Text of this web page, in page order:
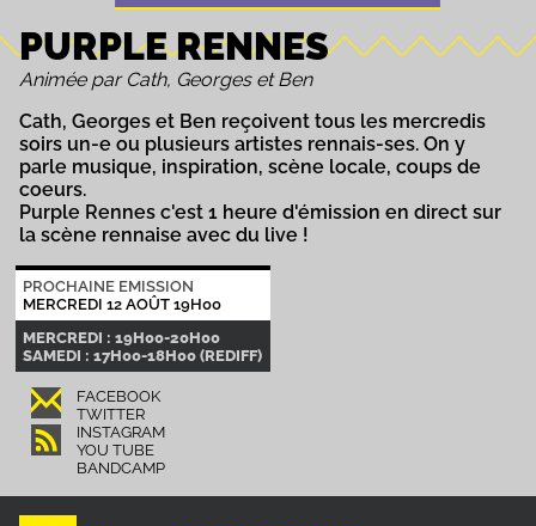
PURPLE RENNES
Animée par Cath, Georges et Ben
Cath, Georges et Ben reçoivent tous les mercredis
soirs un-e ou plusieurs artistes rennais-ses. On y
parle musique, inspiration, scène locale, coups de
coeurs.
Purple Rennes c'est 1 heure d'émission en direct sur
la scène rennaise avec du live !
PROCHAINE EMISSION
MERCREDI 12 AOÛT 19H00
MERCREDI : 19H00-20H00
SAMEDI : 17H00-18H00 (REDIFF)
FACEBOOK
TWITTER
INSTAGRAM
YOU TUBE
BANDCAMP